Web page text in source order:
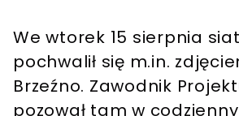
We wtorek 15 sierpnia
pochwalił się m.in.
Brzeźno. Zawodnik
pozował tam w